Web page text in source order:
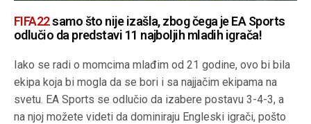
FIFA22samo što nije izašla, zbog čega je EA Sports
odlučio da predstavi 11 najboljih mladih igrača!
Iako se radi o momcima mlađim od 21 godine, ovo bi bila
ekipa koja bi mogla da se bori i sa najjačim ekipama na
svetu. EA Sports se odlučio da izabere postavu 3-4-3, a
na njoj možete videti da dominiraju Engleski igrači, pošto